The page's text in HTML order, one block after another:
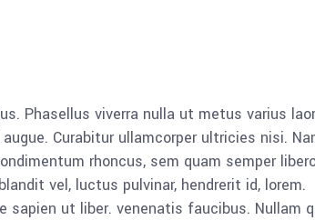
Phasellus viverra nulla ut metus varius
Curabitur ullamcorper ultricies nisi.
rhoncus, sem quam semper
vel, luctus pulvinar, hendrerit id, lorem.
ut liber. venenatis faucibus. Nullam